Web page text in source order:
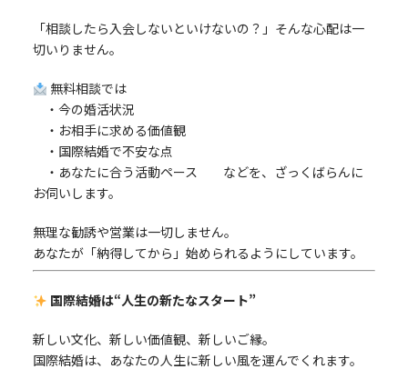
「相談したら入会しないといけないの？」そんな心配は一
切いりません。
無料相談では
・今の婚活状況
・お相手に求める価値観
・国際結婚で不安な点
・あなたに合う活動ペース などを、ざっくばらんに
お伺いします。
無理な勧誘や営業は一切しません。
あなたが「納得してから」始められるようにしています。
国際結婚は“人生の新たなスタート”
新しい文化、新しい価値観、新しいご縁。
国際結婚は、あなたの人生に新しい風を運んでくれます。